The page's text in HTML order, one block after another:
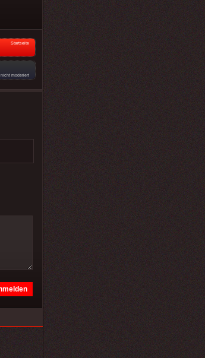
Startseite
nicht moderiert